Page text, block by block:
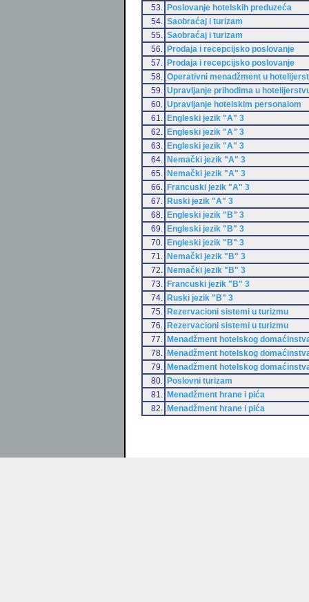
53.
Poslovanje hotelskih preduzeća
54.
Saobraćaj i turizam
55.
Saobraćaj i turizam
56.
Prodaja i recepcijsko poslovanje
57.
Prodaja i recepcijsko poslovanje
58.
Operativni menadžment u
59.
Upravljanje prihodima u
60.
Upravljanje hotelskim personalom
61.
Engleski jezik "A" 3
62.
Engleski jezik "A" 3
63.
Engleski jezik "A" 3
64.
Nemački jezik "A" 3
65.
Nemački jezik "A" 3
66.
Francuski jezik "A" 3
67.
Ruski jezik "A" 3
68.
Engleski jezik "B" 3
69.
Engleski jezik "B" 3
70.
Engleski jezik "B" 3
71.
Nemački jezik "B" 3
72.
Nemački jezik "B" 3
73.
Francuski jezik "B" 3
74.
Ruski jezik "B" 3
75.
Rezervacioni sistemi u turizmu
76.
Rezervacioni sistemi u turizmu
77.
Menadžment hotelskog
78.
Menadžment hotelskog
79.
Menadžment hotelskog
80.
Poslovni turizam
81.
Menadžment hrane i pića
82.
Menadžment hrane i pića